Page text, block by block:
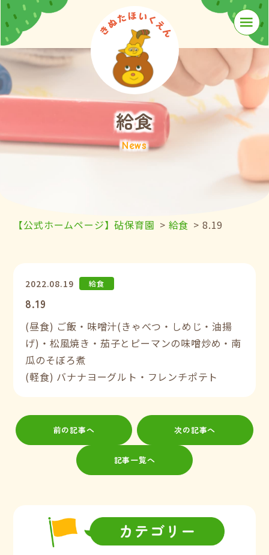
≡
給食
News
【公式ホームページ】砧保育園 > 給食 >8.19
2022.08.19 給食
8.19
(昼食) ご飯・味噌汁(きゃべつ・しめじ・油揚
げ)・松風焼き・茄子とピーマンの味噌炒め・南
瓜のそぼろ煮
(軽食) バナナヨーグルト・フレンチポテト
前の記事へ
記事一覧へ
次の記事へ